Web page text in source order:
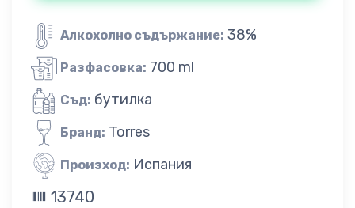
Алкохолно съдържание: 38%
Разфасовка: 700 ml
Съд: бутилка
Бранд: Torres
Произход: Испания
13740